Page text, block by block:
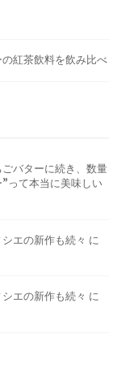
紅茶飲料を飲み比べ
バターに続き、数量
”って本当に美味しい
エの新作も続々 に
エの新作も続々 に